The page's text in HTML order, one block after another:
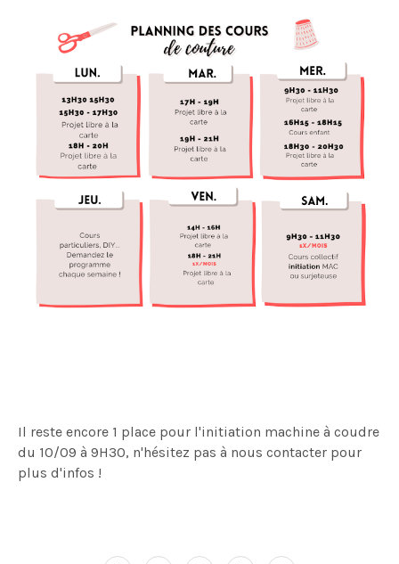
Il reste encore 1 place pour l'initiation machine à coudre
du 10/09 à 9H30, n'hésitez pas à nous contacter pour
plus d'infos !